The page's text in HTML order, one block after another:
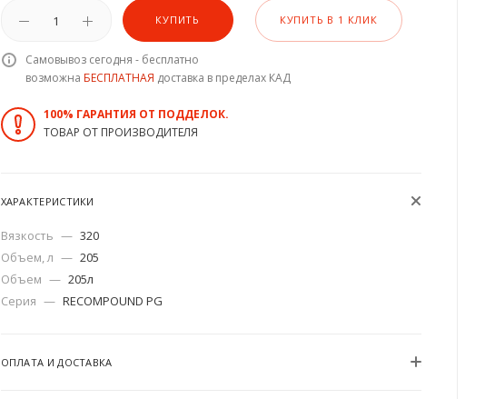
КУПИТЬ КУПИТЬ В 1 КЛИК
Самовывоз сегодня - бесплатно
возможна БЕСПЛАТНАЯ доставка в пределах КАД
100% ГАРАНТИЯ ОТ ПОДДЕЛОК.
ТОВАР ОТ ПРОИЗВОДИТЕЛЯ
ХАРАКТЕРИСТИКИ
Вязкость — 320
Объем, л — 205
Объем — 205л
Серия — RECOMPOUND PG
ОПЛАТА И ДОСТАВКА